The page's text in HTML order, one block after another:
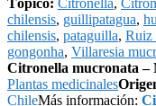
chilensis, guillipatagua,
chilensis, pataguilla, Ruiz
gongonha, Villaresia
Citronella mucronata –
Plantas medicinales
ChileMás información: